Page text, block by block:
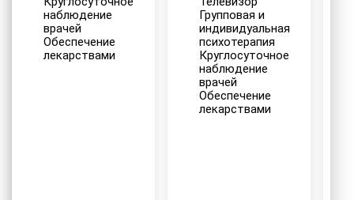
наблюдение
врачей
Обеспечение
лекарствами
Групповая и
индивидуальная
психотерапия
Круглосуточное
наблюдение
врачей
Обеспечение
лекарствами